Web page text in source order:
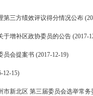
第三方绩效评议得分情况公布
于增补区政协委员的公告(2017-
员会提案书(2017-12-19)
12-15)
市新北区 第三届委员会选举常务